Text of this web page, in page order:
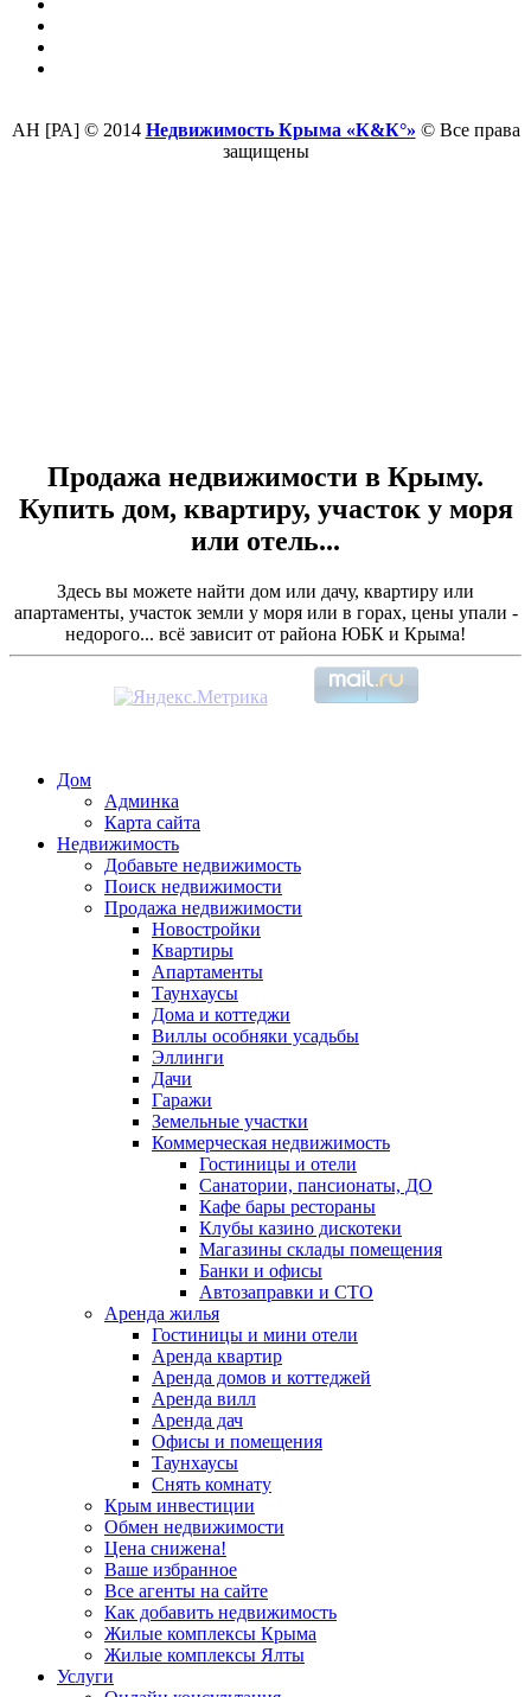
АН [РА] © 2014 Недвижимость Крыма «К&К°» © Все права
защищены
Продажа недвижимости в Крыму.
Купить дом, квартиру, участок у моря
или отель...
Здесь вы можете найти дом или дачу, квартиру или
апартаменты, участок земли у моря или в горах, цены упали -
недорого... всё зависит от района ЮБК и Крыма!
Дом
Админка
Карта сайта
Недвижимость
Добавьте недвижимость
Поиск недвижимости
Продажа недвижимости
Новостройки
Квартиры
Апартаменты
Таунхаусы
Дома и коттеджи
Виллы особняки усадьбы
Эллинги
Дачи
Гаражи
Земельные участки
Коммерческая недвижимость
Гостиницы и отели
Санатории, пансионаты, ДО
Кафе бары рестораны
Клубы казино дискотеки
Магазины склады помещения
Банки и офисы
Автозаправки и СТО
Аренда жилья
Гостиницы и мини отели
Аренда квартир
Аренда домов и коттеджей
Аренда вилл
Аренда дач
Офисы и помещения
Таунхаусы
Снять комнату
Крым инвестиции
Обмен недвижимости
Цена снижена!
Ваше избранное
Все агенты на сайте
Как добавить недвижимость
Жилые комплексы Крыма
Жилые комплексы Ялты
Услуги